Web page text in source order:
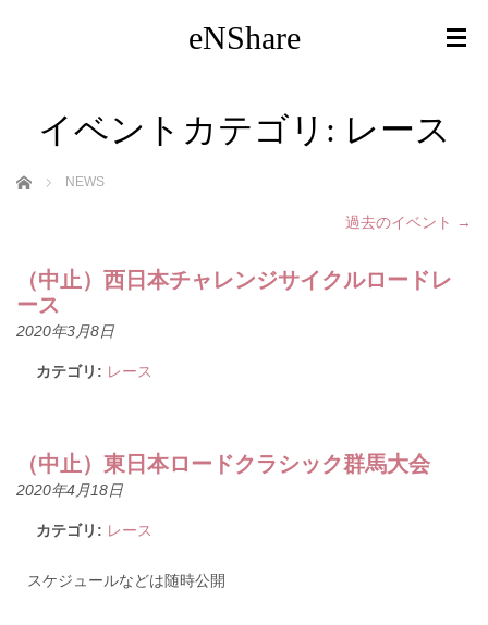
eNShare
イベントカテゴリ: レース
ホーム NEWS
過去のイベント →
（中止）西日本チャレンジサイクルロードレ
ース
2020年3月8日
カテゴリ: レース
（中止）東日本ロードクラシック群馬大会
2020年4月18日
カテゴリ: レース
スケジュールなどは随時公開